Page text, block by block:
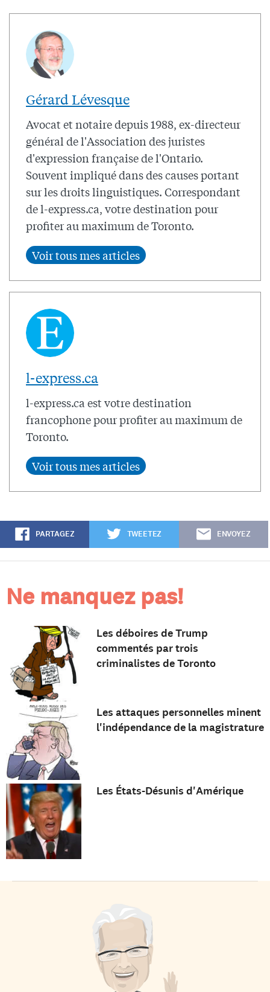
Gérard Lévesque
Avocat et notaire depuis 1988, ex-directeur
général de l'Association des juristes
d'expression française de l'Ontario.
Souvent impliqué dans des causes portant
sur les droits linguistiques. Correspondant
de l-express.ca, votre destination pour
profiter au maximum de Toronto.
l-express.ca
l-express.ca est votre destination
francophone pour profiter au maximum de
Toronto.
PARTAGEZ TWEETEZ ENVOYEZ
Ne manquez pas!
Les déboires de Trump
commentés par trois
criminalistes de Toronto
Les attaques personnelles minent
l'indépendance de la magistrature
Les États-Désunis d'Amérique